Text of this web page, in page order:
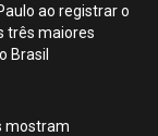
ao registrar o
três maiores
Brasil
mostram